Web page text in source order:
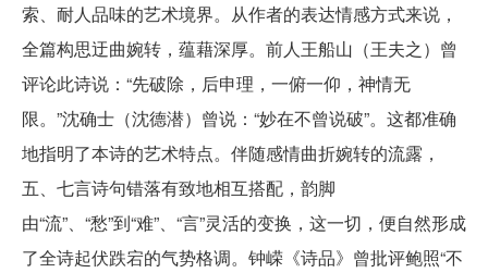
索、耐人品味的艺术境界。从作者的表达情感方式来说，
全篇构思迂曲婉转，蕴藉深厚。前人王船山（王夫之）曾
评论此诗说：“先破除，后申理，一俯一仰，神情无
限。”沈确士（沈德潜）曾说：“妙在不曾说破”。这都准确
地指明了本诗的艺术特点。伴随感情曲折婉转的流露，
五、七言诗句错落有致地相互搭配，韵脚
由“流”、“愁”到“难”、“言”灵活的变换，这一切，便自然形成
了全诗起伏跌宕的气势格调。钟嵘《诗品》曾批评鲍照“不